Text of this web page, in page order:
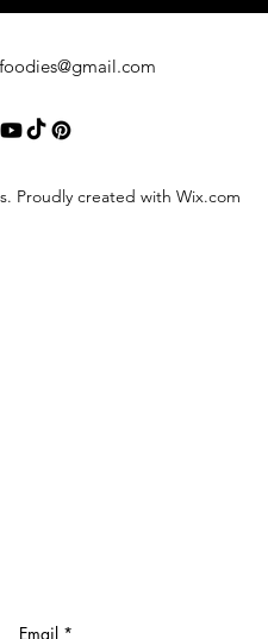
Proudly created with Wix.com
Email